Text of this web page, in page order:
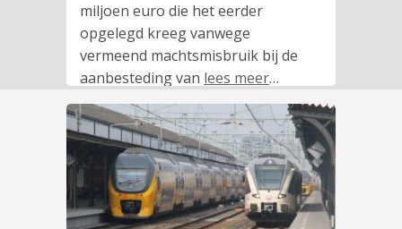
miljoen euro die het eerder
opgelegd kreeg vanwege
vermeend machtsmisbruik bij de
aanbesteding van lees meer…